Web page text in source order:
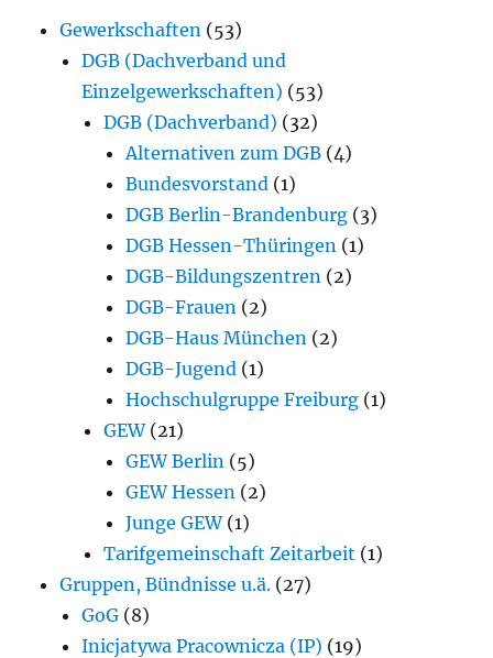
Gewerkschaften (53)
DGB (Dachverband und
Einzelgewerkschaften) (53)
DGB (Dachverband) (32)
Alternativen zum DGB (4)
Bundesvorstand (1)
DGB Berlin-Brandenburg (3)
DGB Hessen-Thüringen (1)
DGB-Bildungszentren (2)
DGB-Frauen (2)
DGB-Haus München (2)
DGB-Jugend (1)
Hochschulgruppe Freiburg (1)
GEW(21)
GEW Berlin (5)
GEW Hessen (2)
Junge GEW(1)
Tarifgemeinschaft Zeitarbeit (1)
Gruppen, Bündnisse u.ä. (27)
GoG (8)
Inicjatywa Pracownicza (IP) (19)